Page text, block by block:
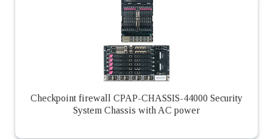
Checkpoint firewall CPAP-CHASSIS-44000 Security
System Chassis with AC power